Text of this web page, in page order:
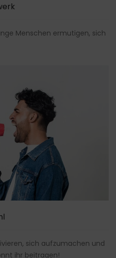
Menschen ermutigen, sich
sich aufzumachen und
ihr beitragen!